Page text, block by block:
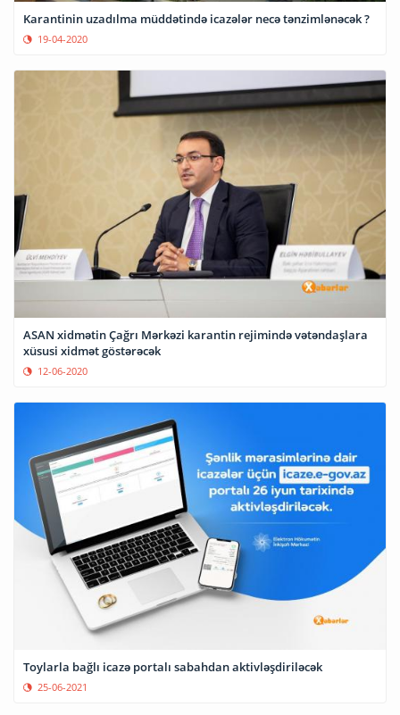
Karantinin uzadılma müddətində icazələr necə tənzimlənəcək ?
19-04-2020
ASAN xidmətin Çağrı Mərkəzi karantin rejimində vətəndaşlara
xüsusi xidmət göstərəcək
12-06-2020
Toylarla bağlı icazə portalı sabahdan aktivləşdiriləcək
25-06-2021